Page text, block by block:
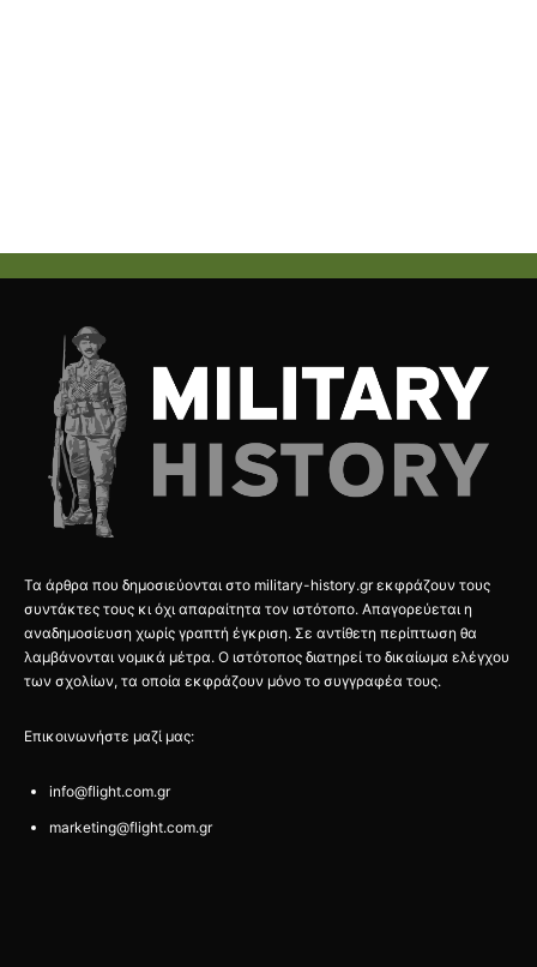
Τα άρθρα που δημοσιεύονται στο military-history.gr εκφράζουν τους
συντάκτες τους κι όχι απαραίτητα τον ιστότοπο. Απαγορεύεται η
αναδημοσίευση χωρίς γραπτή έγκριση. Σε αντίθετη περίπτωση θα
λαμβάνονται νομικά μέτρα. Ο ιστότοπος διατηρεί το δικαίωμα ελέγχου
των σχολίων, τα οποία εκφράζουν μόνο το συγγραφέα τους.
Επικοινωνήστε μαζί μας:
info@flight.com.gr
marketing@flight.com.gr